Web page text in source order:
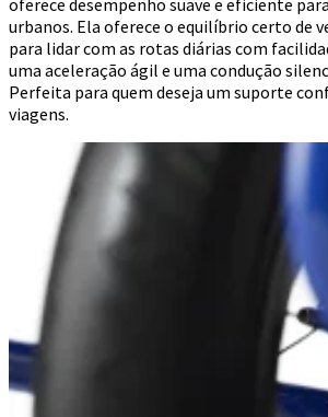
urbanos. Ela oferece o equilíbrio certo de
para lidar com as rotas diárias com
uma aceleração ágil e uma condução
Perfeita para quem deseja um suporte
viagens.